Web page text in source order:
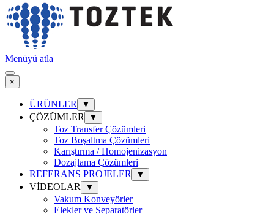
Menüyü atla
×
ÜRÜNLER ▼
ÇÖZÜMLER ▼
Toz Transfer Çözümleri
Toz Boşaltma Çözümleri
Karıştırma / Homojenizasyon
Dozajlama Çözümleri
REFERANS PROJELER
▼
VİDEOLAR ▼
Vakum Konveyörler
Elekler ve Separatörler